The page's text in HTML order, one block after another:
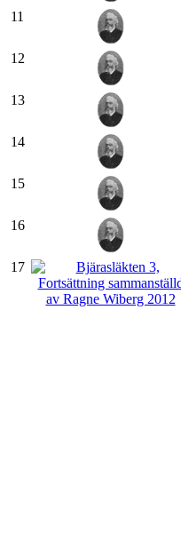
11
12
13
14
15
16
17